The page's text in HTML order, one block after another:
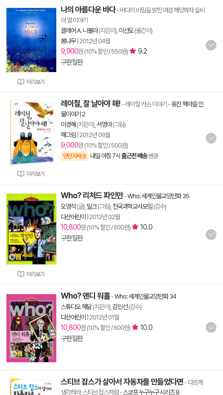
미리보기
나의 아름다운 바다- 바다의 비밀을 밝힌 여성 해양학자 실비
아 얼 이야기
클레어 A. 니볼라(지은이), 이선오(옮긴이)
봄나무| 2012년 04월
9,900원 (10% 할인 / 550원)
9.2
구판절판
미리보기
레이철, 잘 날아야 해! - 레이철 카슨 이야기 -웅진 책마을 인
물이야기 2
이경혜 (지은이), 서영아(그림)
해그림 2012년 09월
9,000원 (10% 할인 / 500원)
양탄자배송 내일 아침 7시 출근전 배송 변경
미리보기
Who? 리처드 파인만-Who: 세계인물교양만화 35
오영석 (글), 밀크(그림), 전국과학교사모임 (감수)
다산어린이
2012년 02월
10,800원 (10% 할인 / 600원)
10.0
구판절판
Who? 앤디 워홀-Who: 세계인물교양만화 34
스튜디오 해닮(지은이), 김민선(감수)
다산어린이
2012년 01월
10,800원 (10% 할인 / 600원)
10.0
구판절판
스티브 잡스가 살아서 자동차를 만들었다면 - 다르게
생각하라, 스티브 잡스처럼 -스코프 누구누구 시리즈 8